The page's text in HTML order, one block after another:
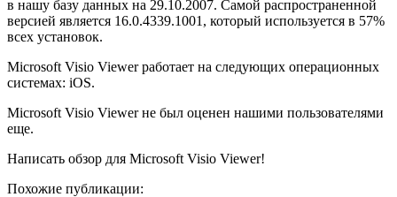
в нашу базу данных на 29.10.2007. Самой распространенной
версией является 16.0.4339.1001, который используется в 57%
всех установок.
Microsoft Visio Viewer работает на следующих операционных
системах: iOS.
Microsoft Visio Viewer не был оценен нашими пользователями
еще.
Написать обзор для Microsoft Visio Viewer!
Похожие публикации: